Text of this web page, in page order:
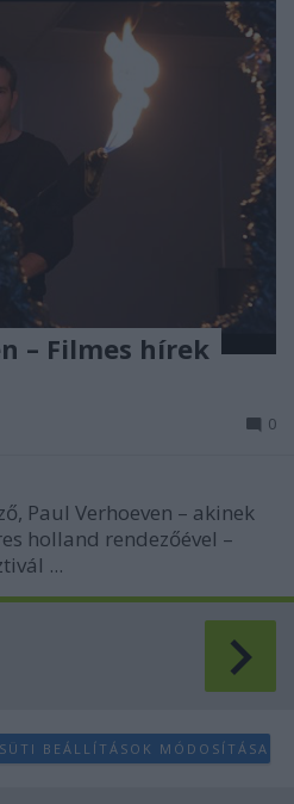
– Filmes hírek
0
Paul Verhoeven – akinek
holland rendezőével –
...
SÜTI BEÁLLÍTÁSOK MÓDOSÍTÁSA